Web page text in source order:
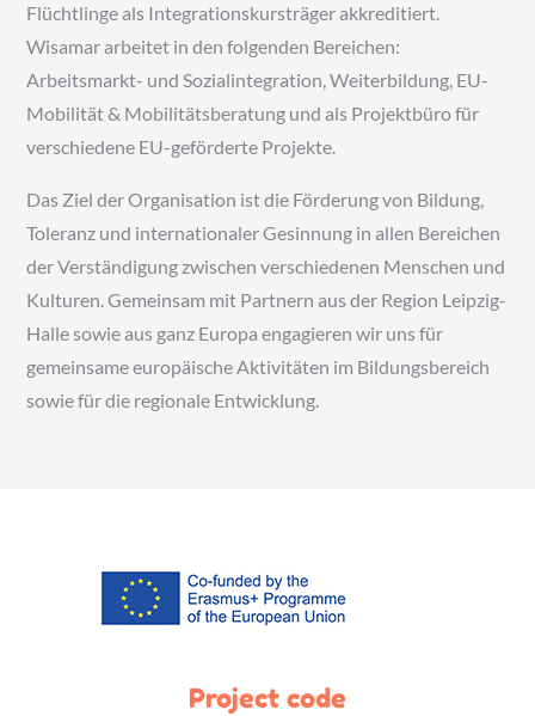
Flüchtlinge als Integrationskursträger akkreditiert.
Wisamar arbeitet in den folgenden Bereichen:
Arbeitsmarkt- und Sozialintegration, Weiterbildung, EU-
Mobilität & Mobilitätsberatung und als Projektbüro für
verschiedene EU-geförderte Projekte.
Das Ziel der Organisation ist die Förderung von Bildung,
Toleranz und internationaler Gesinnung in allen Bereichen
der Verständigung zwischen verschiedenen Menschen und
Kulturen. Gemeinsam mit Partnern aus der Region Leipzig-
Halle sowie aus ganz Europa engagieren wir uns für
gemeinsame europäische Aktivitäten im Bildungsbereich
sowie für die regionale Entwicklung.
Project code